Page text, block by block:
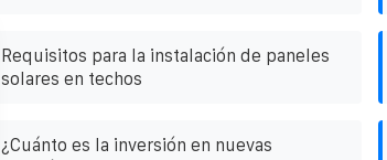
Requisitos para la instalación de paneles
solares en techos
¿Cuánto es la inversión en nuevas